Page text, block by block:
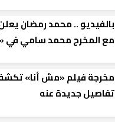
بالفيديو .. محمد رمضان
مع المخرج محمد سامي في
مخرجة فيلم «مش أنا»
تفاصيل جديدة عنه